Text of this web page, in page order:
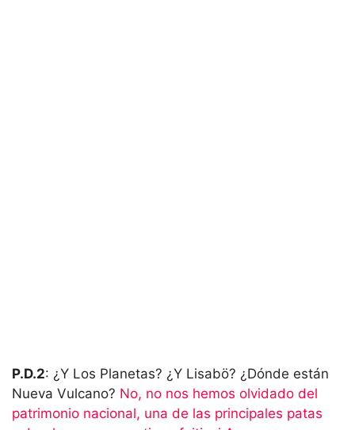
P.D.2: ¿Y Los Planetas? ¿Y Lisabö? ¿Dónde están
Nueva Vulcano? No, no nos hemos olvidado del
patrimonio nacional, una de las principales patas